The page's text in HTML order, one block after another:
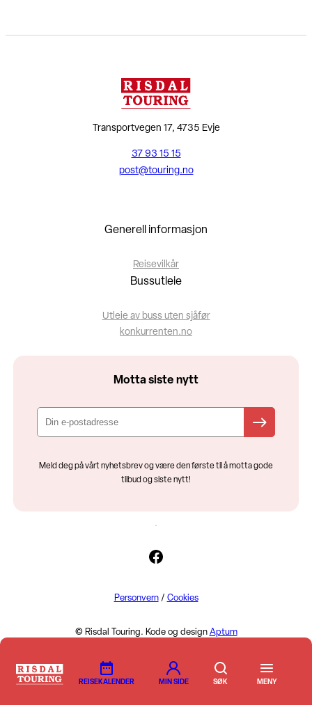
REISEKALENDER MIN SIDE MENY
Transportvegen 17, 4735 Evje
37 93 15 15
post@touring.no
Generell informasjon
Reisevilkår
Bussutleie
Utleie av buss uten sjåfør
konkurrenten.no
Motta siste nytt
Meld deg på vårt nyhetsbrev og være den første til å motta gode
tilbud og siste nytt!
Facebook
Personvern/ Cookies
© Risdal Touring. Kode og design Aptum